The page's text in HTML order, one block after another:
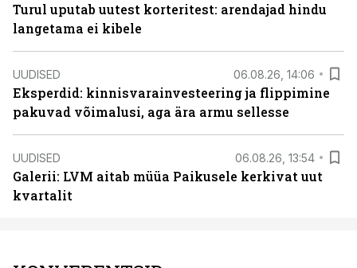
Turul uputab uutest korteritest: arendajad hindu
langetama ei kibele
UUDISED 06.08.26, 14:06
Eksperdid: kinnisvarainvesteering ja flippimine
pakuvad võimalusi, aga ära armu sellesse
UUDISED 06.08.26, 13:54
Galerii: LVM aitab müüa Paikusele kerkivat uut
kvartalit